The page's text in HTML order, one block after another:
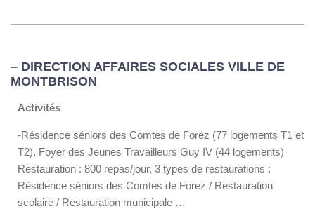
– DIRECTION AFFAIRES SOCIALES VILLE DE
MONTBRISON
Activités
-Résidence séniors des Comtes de Forez (77 logements T1 et
T2), Foyer des Jeunes Travailleurs Guy IV (44 logements)
Restauration : 800 repas/jour, 3 types de restaurations :
Résidence séniors des Comtes de Forez / Restauration
scolaire / Restauration municipale …